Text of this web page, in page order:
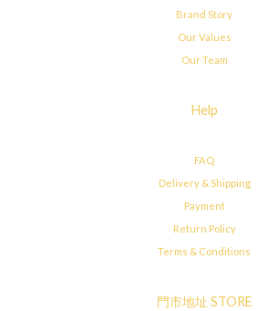
Brand Story
Our Values
Our Team
Help
FAQ
Delivery & Shipping
Payment
Return Policy
Terms & Conditions
門市地址 STORE